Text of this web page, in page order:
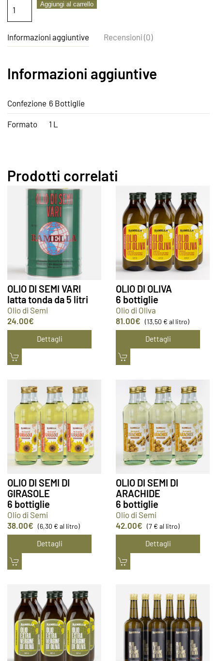
SEMI
DI
MAIS
bottiglie
quantità
Aggiungi al carrello
Informazioni aggiuntive Recensioni (0)
Informazioni aggiuntive
Confezione 6 Bottiglie
Formato 1 L
Prodotti correlati
OLIO DI SEMI VARI
latta tonda da 5 litri
Olio di Semi
24.00€
Dettagli
OLIO DI OLIVA
6 bottiglie
Olio di Oliva
81.00€ (13,50 € al litro)
Dettagli
OLIO DI SEMI DI
GIRASOLE
6 bottiglie
Olio di Semi
38.00€ (6,30 € al litro)
Dettagli
OLIO DI SEMI DI
ARACHIDE
6 bottiglie
Olio di Semi
42.00€ (7 € al litro)
Dettagli